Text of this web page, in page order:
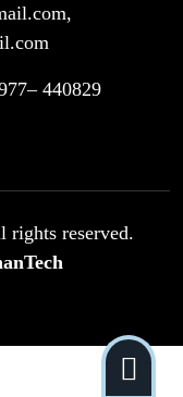
পরিবর্তনে কঠোর
বিরুদ্ধে সমানভাবে
পড়ে মালির মৃত্যু
440829
reserved.